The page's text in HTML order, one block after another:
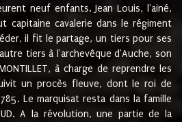
neuf enfants. Jean Louis, l'ainé,
capitaine cavalerie dans le régiment
il fit le partage, un tiers pour ses
tiers à l'archevêque d'Auche, son
à charge de reprendre les
un procès fleuve, dont le roi de
Le marquisat resta dans la famille
A la révolution, une partie de la